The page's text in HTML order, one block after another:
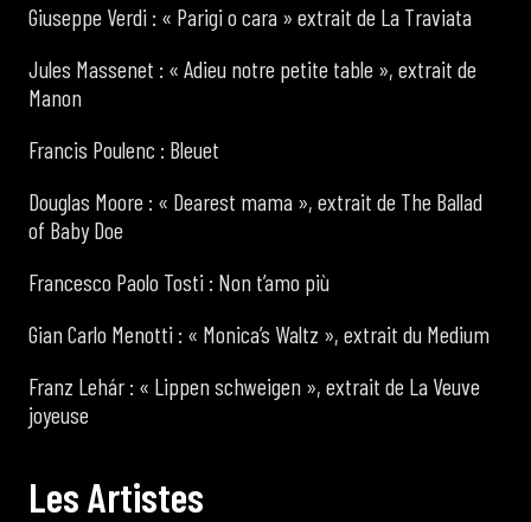
Giuseppe Verdi : « Parigi o cara » extrait de La Traviata
Jules Massenet : « Adieu notre petite table », extrait de
Manon
Francis Poulenc : Bleuet
Douglas Moore : « Dearest mama », extrait de The Ballad
of Baby Doe
Francesco Paolo Tosti : Non t’amo più
Gian Carlo Menotti : « Monica’s Waltz », extrait du Medium
Franz Lehár : « Lippen schweigen », extrait de La Veuve
joyeuse
LesArtistes